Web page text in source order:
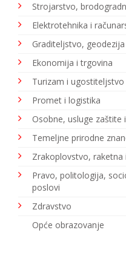
Strojarstvo,
Elektrotehnika i
Graditeljstvo,
Ekonomija i trgovina
Turizam i ugostiteljstvo
Promet i logistika
Osobne, usluge zaštite
Temeljne prirodne
Zrakoplovstvo, raketna
Pravo, politologija,
poslovi
Zdravstvo
Opće obrazovanje